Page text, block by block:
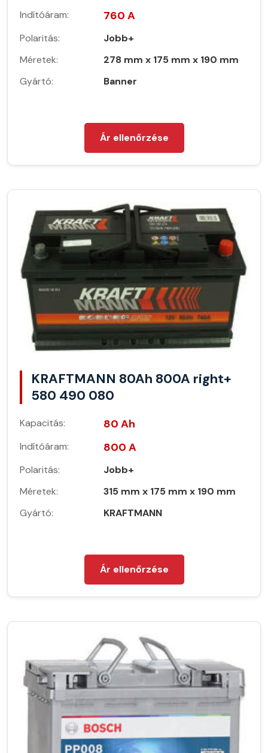
Indítóáram: 760 A
Polaritás:
Jobb+
Méretek:
278 mm x 175 mm x 190 mm
Gyártó:
Banner
Ár ellenőrzése
KRAFTMANN 80Ah 800A right+
580 490 080
Kapacitás: 80 Ah
Indítóáram: 800 A
Polaritás:
Jobb+
Méretek:
315 mm x 175 mm x 190 mm
Gyártó:
KRAFTMANN
Ár ellenőrzése